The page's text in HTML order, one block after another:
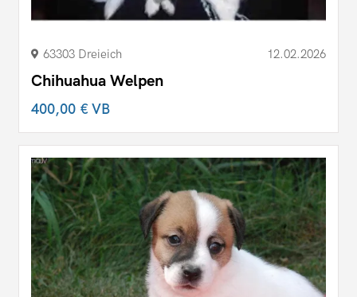
63303 Dreieich 12.02.2026
Chihuahua Welpen
400,00 €VB